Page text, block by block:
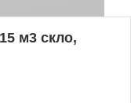
м3 скло,